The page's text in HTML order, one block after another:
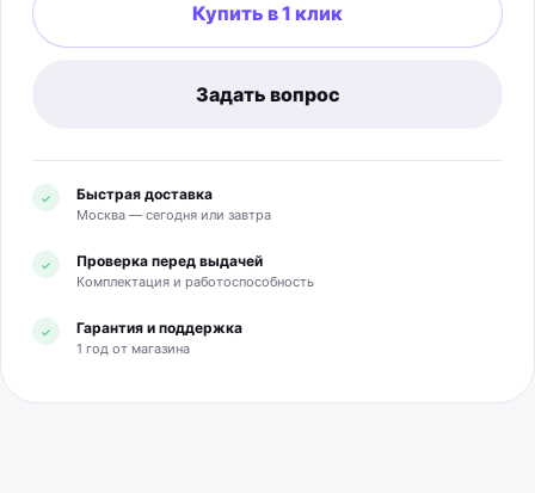
Купить в 1 клик
Задать вопрос
✓ Быстрая доставка
Москва — сегодня или завтра
✓ Проверка перед выдачей
Комплектация и работоспособность
✓ Гарантия и поддержка
1 год от магазина